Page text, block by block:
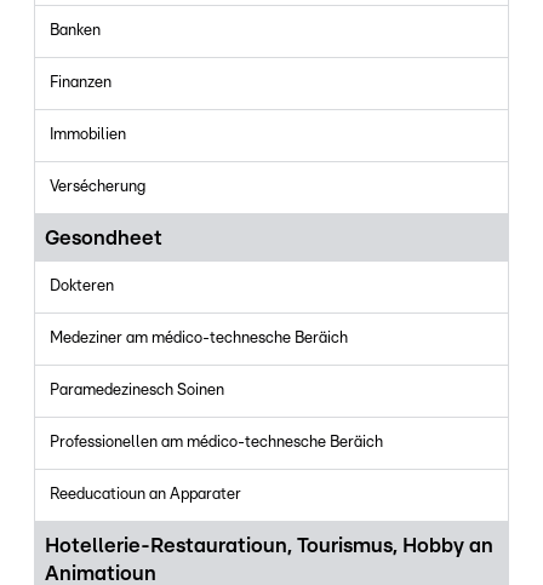
Banken
Finanzen
Immobilien
Versécherung
Gesondheet
Dokteren
Medeziner am médico-technesche Beräich
Paramedezinesch Soinen
Professionellen am médico-technesche Beräich
Reeducatioun an Apparater
Hotellerie-Restauratioun, Tourismus, Hobby an
Animatioun